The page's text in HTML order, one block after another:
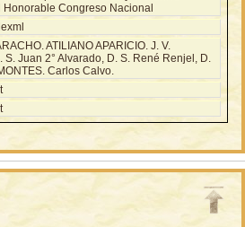
Honorable Congreso Nacional
ATILIANO APARICIO. J. V.
S. Juan 2° Alvarado, D. S. René Renjel, D.
Carlos Calvo.